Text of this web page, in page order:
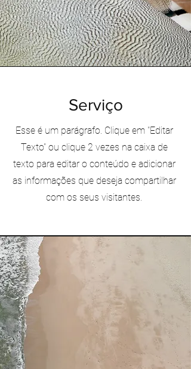
Serviço
Esse é um parágrafo. Clique em "Editar
Texto" ou clique 2 vezes na caixa de
texto para editar o conteúdo e adicionar
as informações que deseja compartilhar
com os seus visitantes.